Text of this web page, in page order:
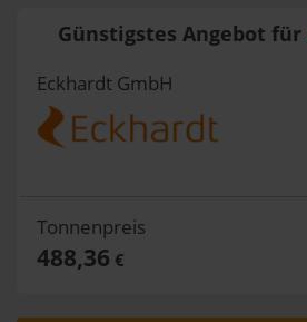
Günstigstes Angebot für
Eckhardt GmbH
Tonnenpreis
488,36 €